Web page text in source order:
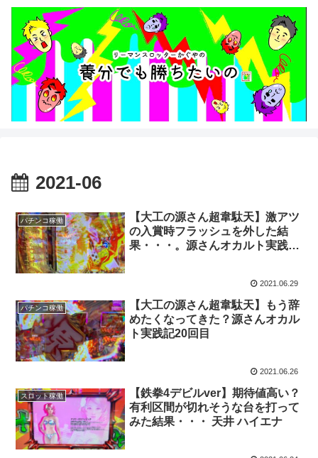
2021-06
パチンコ稼働
【大工の源さん超韋駄天】激アツ
の入賞時フラッシュを外した結
果・・・。源さんオカルト実践記
2021.06.29
パチンコ稼働
【大工の源さん超韋駄天】もう辞
めたくなってきた？源さんオカル
ト実践記20回目
2021.06.26
スロット稼働
【鉄拳4デビルver】期待値高い？
有利区間が切れそうな台を打って
みた結果・・・ 天井 ハイエナ